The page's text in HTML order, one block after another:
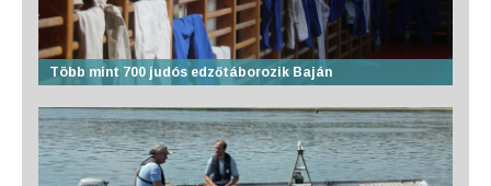
Több mint 700 judós edzőtáborozik Baján